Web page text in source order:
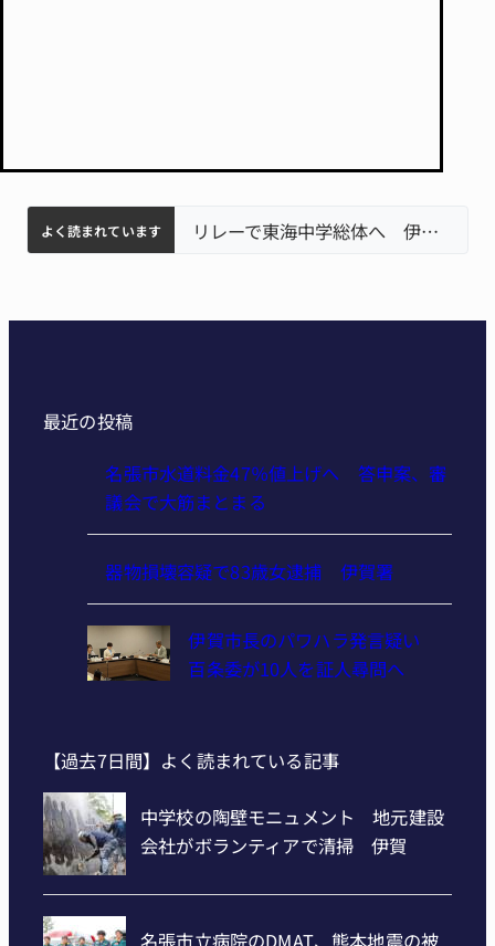
よく読まれています
中学校の陶壁モニュメント 地元建設会社がボランティアで清掃 伊賀
名張市立病院のDMAT、熊本地震の被災地へ 能登以来3回目の派遣
【インターハイ⑨】ソフトテニス ミス減らし上位狙う 近大高専
リレーで東海中学総体へ 伊賀・名張 【インターハイ⑪】女子ホッケー 悲願の初出場、個性生かす 名張青峰
最近の投稿
名張市水道料金47％値上げへ 答申案、審
議会で大筋まとまる
器物損壊容疑で83歳女逮捕 伊賀署
伊賀市長のパワハラ発言疑い
百条委が10人を証人尋問へ
【過去7日間】よく読まれている記事